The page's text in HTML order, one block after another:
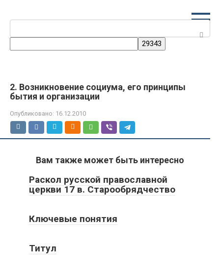
2. Возникновение социума, его принципы
бытия и организации
Опубликовано: 16.12.2010
Вам также может быть интересно
Раскол русской православной
церкви 17 в. Старообрядчество
Ключевые понятия
Титул